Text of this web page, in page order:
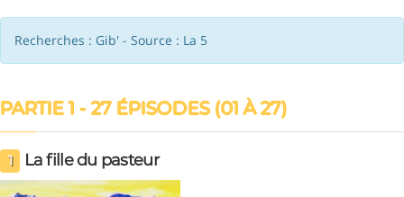
Recherches : Gib' - Source : La 5
PARTIE 1 - 27 ÉPISODES (01 À 27)
1 La fille du pasteur